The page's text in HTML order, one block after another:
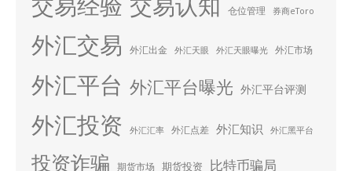
仓位管理 券商eToro
外汇交易 外汇出金 外汇天眼 外汇天眼曝光 外汇市场
外汇平台 外汇平台曝光 外汇平台评测
外汇投资 外汇汇率 外汇点差 外汇知识 外汇黑平台
投资诈骗 期货市场 期货投资 比特币骗局